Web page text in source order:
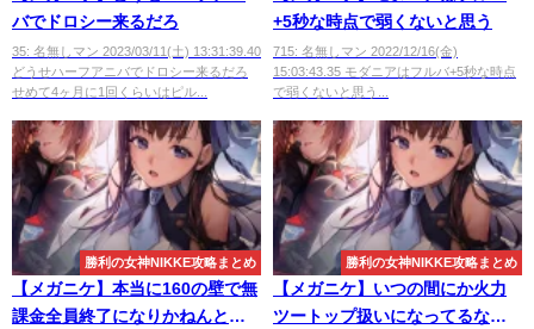
バでドロシー来るだろ
35: 名無しマン 2023/03/11(土) 13:31:39.40
どうせハーフアニバでドロシー来るだろ
せめて4ヶ月に1回くらいはピル...
+5秒な時点で弱くないと思う
715: 名無しマン 2022/12/16(金)
15:03:43.35 モダニアはフルバ+5秒な時点
で弱くないと思う...
勝利の女神NIKKE攻略まとめ
【メガニケ】本当に160の壁で無
課金全員終了になりかねんと思
勝利の女神NIKKE攻略まとめ
【メガニケ】いつの間にか火力
ツートップ扱いになってるなア